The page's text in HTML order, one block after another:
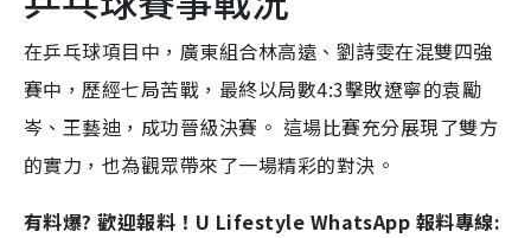
在乒乓球項目中，廣東組合林高遠、劉詩雯在混雙四強
賽中，歷經七局苦戰，最終以局數4:3擊敗遼寧的袁勵
岑、王藝迪，成功晉級決賽。 這場比賽充分展現了雙方
的實力，也為觀眾帶來了一場精彩的對決。
有料爆? 歡迎報料！U Lifestyle WhatsApp 報料專線: